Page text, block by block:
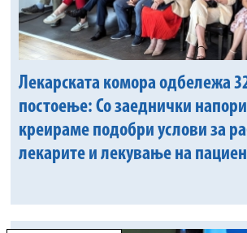
Лекарската комора одбележа
постоење: Со заеднички
креираме подобри услови за
лекарите и лекување на